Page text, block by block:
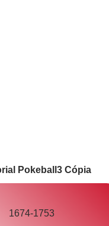
1674-1753